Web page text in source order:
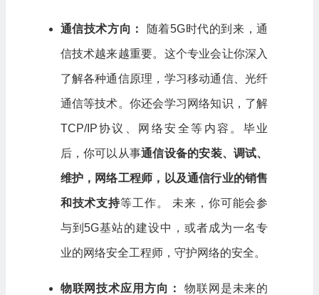
通信技术方向： 随着5G时代的到来，通
信技术越来越重要。这个专业会让你深入
了解各种通信原理，学习移动通信、光纤
通信等技术。你还会学习网络知识，了解
TCP/IP协议、网络安全等内容。毕业
后，你可以从事通信设备的安装、调试、
维护，网络工程师，以及通信行业的销售
和技术支持等工作。 未来，你可能会参
与到5G基站的建设中，或者成为一名专
业的网络安全工程师，守护网络的安全。
物联网技术应用方向： 物联网是未来的